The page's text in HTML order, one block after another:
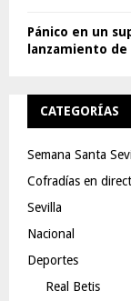
Pánico en un
lanzamiento
CATEGORÍAS
Semana Santa
Cofradías en
Sevilla
Nacional
Deportes
Real Betis